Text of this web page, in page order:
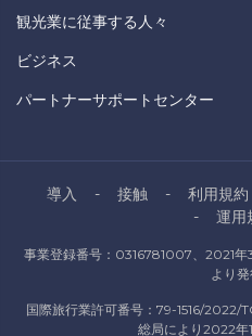
観光業に従事する人々
ビジネス
パートナーサポートセンター
導入 接触 利用規約
運用
事業登録番号：0316781007、2021年
より発
国際旅行業許可番号：79-1516/
総局により2022年